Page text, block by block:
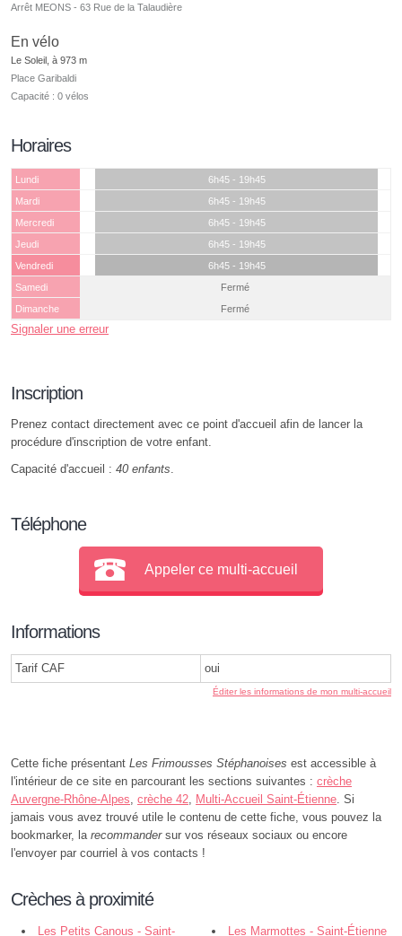
Arrêt MEONS - 63 Rue de la Talaudière
En vélo
Le Soleil, à 973 m
Place Garibaldi
Capacité : 0 vélos
Horaires
Lundi
6h45 - 19h45
Mardi
6h45 - 19h45
Mercredi
6h45 - 19h45
Jeudi
6h45 - 19h45
Vendredi
6h45 - 19h45
Samedi
Fermé
Dimanche
Fermé
Signaler une erreur
Inscription
Prenez contact directement avec ce point d'accueil afin de lancer la
procédure d'inscription de votre enfant.
Capacité d'accueil : 40 enfants.
Téléphone
Appeler ce multi-accueil
Informations
Tarif CAF oui
Éditer les informations de mon multi-accueil
Cette fiche présentant Les Frimousses Stéphanoises est accessible à
l'intérieur de ce site en parcourant les sections suivantes : crèche
Auvergne-Rhône-Alpes, crèche 42, Multi-Accueil Saint-Étienne. Si
jamais vous avez trouvé utile le contenu de cette fiche, vous pouvez la
bookmarker, la recommandersur vos réseaux sociaux ou encore
l'envoyer par courriel à vos contacts !
Crèches à proximité
Les Petits Canous - Saint- Les Marmottes - Saint-Étienne